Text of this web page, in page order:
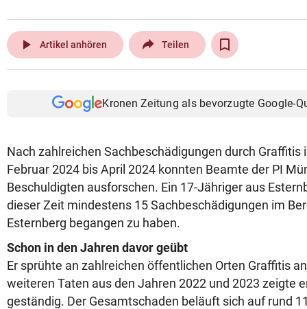
play_arrow Artikel anhören Teilen
Kronen Zeitung als bevorzugte Google-
Nach zahlreichen Sachbeschädigungen durch Graffitis
Februar 2024 bis April 2024 konnten Beamte der PI
Beschuldigten ausforschen. Ein 17-Jähriger aus
dieser Zeit mindestens 15 Sachbeschädigungen im
Esternberg begangen zu haben.
Schon in den Jahren davor geübt
Er sprühte an zahlreichen öffentlichen Orten Graffitis
weiteren Taten aus den Jahren 2022 und 2023 zeigte
geständig. Der Gesamtschaden beläuft sich auf rund